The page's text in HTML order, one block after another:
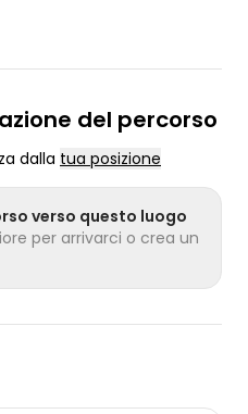
del percorso
dalla tua posizione
verso questo luogo
per arrivarci o crea un